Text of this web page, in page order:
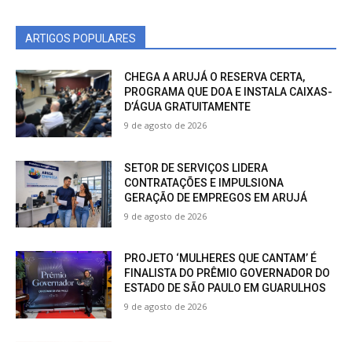
ARTIGOS POPULARES
CHEGA A ARUJÁ O RESERVA CERTA,
PROGRAMA QUE DOA E INSTALA CAIXAS-
D’ÁGUA GRATUITAMENTE
9 de agosto de 2026
SETOR DE SERVIÇOS LIDERA
CONTRATAÇÕES E IMPULSIONA
GERAÇÃO DE EMPREGOS EM ARUJÁ
9 de agosto de 2026
PROJETO ‘MULHERES QUE CANTAM’ É
FINALISTA DO PRÊMIO GOVERNADOR DO
ESTADO DE SÃO PAULO EM GUARULHOS
9 de agosto de 2026